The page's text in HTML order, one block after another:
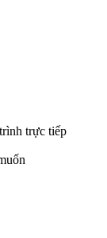
trực tiếp